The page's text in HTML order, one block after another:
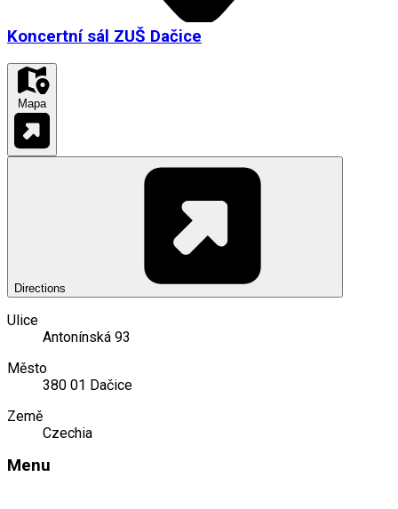
Koncertní sál ZUŠ Dačice
Mapa
Directions
Ulice
Antonínská 93
Město
380 01 Dačice
Země
Czechia
Menu